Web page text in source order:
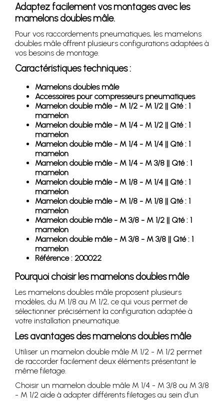
Adaptez facilement vos montages avec les
mamelons doubles mâle.
Pour vos raccordements pneumatiques, les mamelons
doubles mâle offrent plusieurs configurations adaptées à
vos besoins de montage.
Caractéristiques techniques :
Mamelons doubles mâle
Accessoires pour compresseurs pneumatiques
Mamelon double mâle - M 1/2 - M 1/2 || Qté : 1
mamelon
Mamelon double mâle - M 1/4 - M 1/2 || Qté : 1
mamelon
Mamelon double mâle - M 1/4 - M 1/4 || Qté : 1
mamelon
Mamelon double mâle - M 1/4 - M 3/8 || Qté : 1
mamelon
Mamelon double mâle - M 1/8 - M 1/4 || Qté : 1
mamelon
Mamelon double mâle - M 1/8 - M 1/8 || Qté : 1
mamelon
Mamelon double mâle - M 3/8 - M 1/2 || Qté : 1
mamelon
Mamelon double mâle - M 3/8 - M 3/8 || Qté : 1
mamelon
Référence : 200022
Pourquoi choisir les mamelons doubles mâle
Les mamelons doubles mâle proposent plusieurs
modèles, du M 1/8 au M 1/2, ce qui vous permet de
sélectionner précisément la configuration adaptée à
votre installation pneumatique.
Les avantages des mamelons doubles mâle
Utiliser un mamelon double mâle M 1/2 - M 1/2 permet
de raccorder facilement deux éléments présentant le
même filetage.
Choisir un mamelon double mâle M 1/4 - M 3/8 ou M 3/8
- M 1/2 aide à adapter différents filetages au sein d’un